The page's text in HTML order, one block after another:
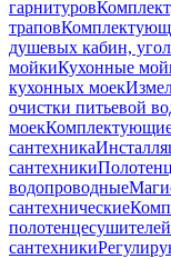
гарнитуров
трапов
душевых кабин,
мойкиКухонные
кухонных моек
очистки питьевой
моек
сантехника
сантехники
водопроводные
сантехнические
полотенцесушителей
сантехники